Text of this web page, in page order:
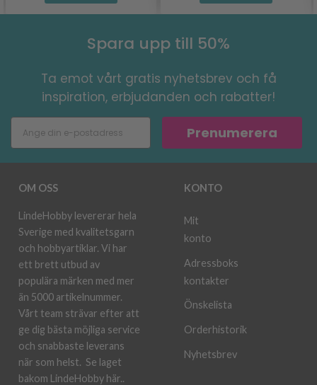
Spara upp till 50%
Ta emot vårt gratis nyhetsbrev och få
inspiration, erbjudanden och rabatter!
Prenumerera
OM OSS
LindeHobby levererar hela
Sverige med kvalitetsgarn
och hobbyartiklar. Vi har
ett brett utbud av
populära märken med mer
än 5000 artikelnummer.
Vårt team strävar efter att
ge dig bästa möjliga service
och snabbaste leverans
när som helst. Se laget
bakom LindeHobby här..
KONTO
Mit
konto
Adressboks
kontakter
Önskelista
Orderhistorik
Nyhetsbrev